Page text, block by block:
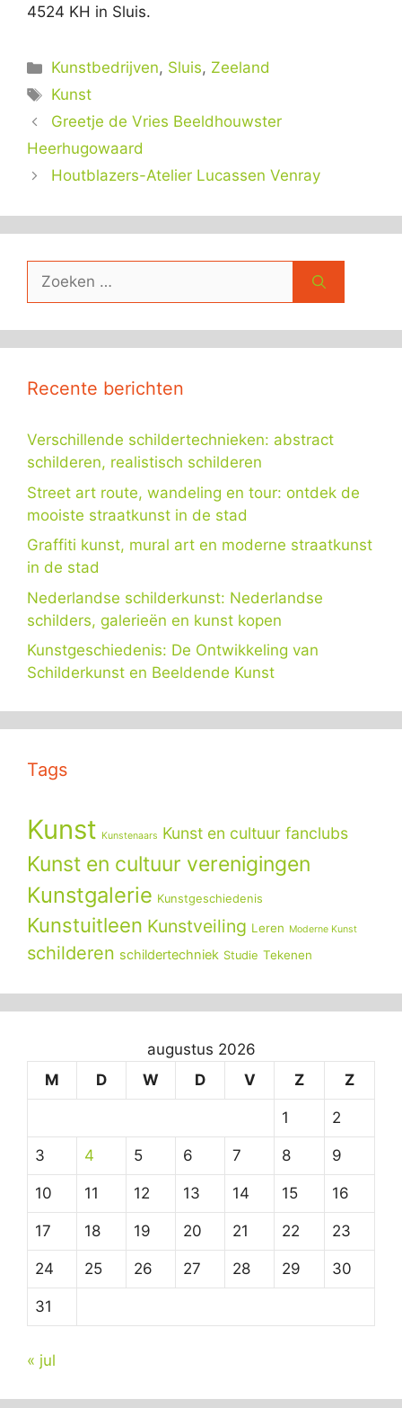
4524 KH in Sluis.
Categorieën
Kunstbedrijven, Sluis, Zeeland
Tags
Kunst
Greetje de Vries Beeldhouwster
Heerhugowaard
Houtblazers-Atelier Lucassen Venray
Zoek
Recente berichten
Verschillende schildertechnieken: abstract
schilderen, realistisch schilderen
Street art route, wandeling en tour: ontdek de
mooiste straatkunst in de stad
Graffiti kunst, mural art en moderne straatkunst
in de stad
Nederlandse schilderkunst: Nederlandse
schilders, galerieën en kunst kopen
Kunstgeschiedenis: De Ontwikkeling van
Schilderkunst en Beeldende Kunst
Tags
Kunst Kunstenaars Kunst en cultuur fanclubs
Kunst en cultuur verenigingen
Kunstgalerie Kunstgeschiedenis
Kunstuitleen Kunstveiling Leren Moderne Kunst
schilderen schildertechniek Studie Tekenen
augustus 2026
M
D W D V Z Z
1 2
3 4 5 6 7 8 9
10 11 12 13 14 15 16
17 18 19 20 21 22 23
24 25 26 27 28 29 30
31
« jul